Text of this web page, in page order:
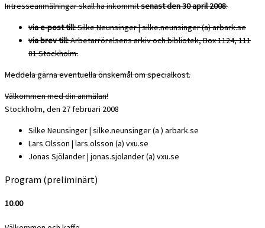
Intresseanmälningar skall ha inkommitsenast den 30 april 2008:
via e-post till:Silke Neunsinger | silke.neunsinger (a) arbark.se
via brev till:Arbetarrörelsens arkiv och bibliotek, Box 1124, 111
81 Stockholm.
Meddela gärna eventuella önskemål om specialkost.
Välkommen med din anmälan!
Stockholm, den 27 februari 2008
Silke Neunsinger | silke.neunsinger (a ) arbark.se
Lars Olsson | lars.olsson (a) vxu.se
Jonas Sjölander | jonas.sjolander (a) vxu.se
Program (preliminärt)
10.00